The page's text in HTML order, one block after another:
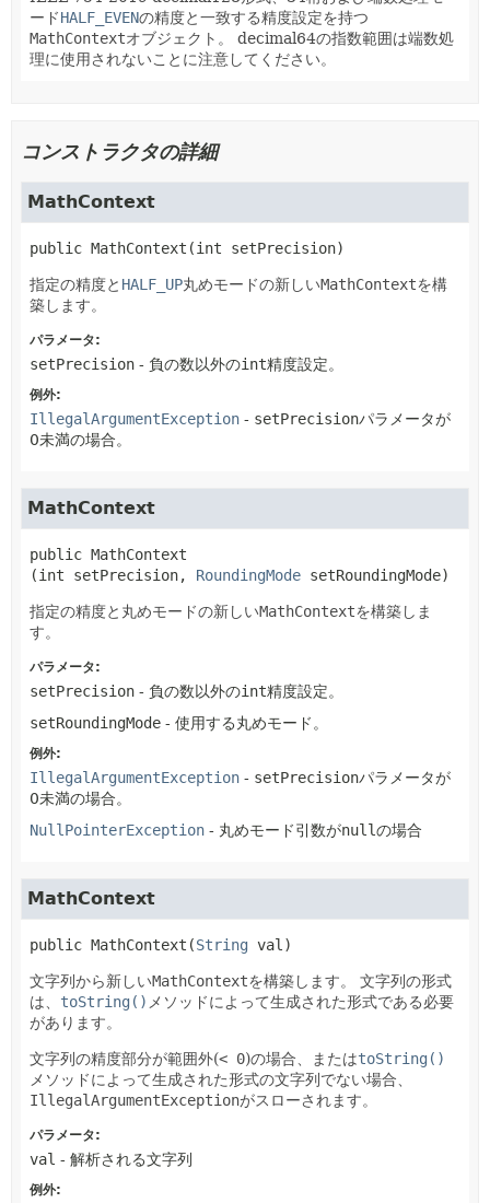
ードHALF_EVENの精度と一致する精度設定を持つ
MathContextオブジェクト。
decimal64の指数範囲は端数処
理に使用されないことに注意してください。
コンストラクタの詳細
MathContext
public MathContext (int setPrecision)
指定の精度と HALF_UP丸めモードの新しいMathContextを構
築します。
パラメータ:
setPrecision - 負の数以外のint精度設定。
例外:
IllegalArgumentException - setPrecisionパラメータが
0未満の場合。
MathContext
public MathContext
(int setPrecision, RoundingMode setRoundingMode)
指定の精度と丸めモードの新しいMathContextを構築しま
す。
パラメータ:
setPrecision - 負の数以外のint精度設定。
setRoundingMode - 使用する丸めモード。
例外:
IllegalArgumentException - setPrecisionパラメータが
0未満の場合。
NullPointerException - 丸めモード引数がnullの場合
MathContext
public MathContext (String val)
文字列から新しいMathContextを構築します。
文字列の形式
は、 toString() メソッドによって生成された形式である必要
があります。
文字列の精度部分が範囲外(< 0)の場合、またはtoString()
メソッドによって生成された形式の文字列でない場合、
IllegalArgumentExceptionがスローされます。
パラメータ:
val - 解析される文字列
例外: